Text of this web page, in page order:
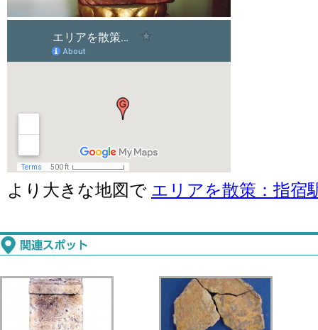
より大きな地図で エリアを散策：指宿